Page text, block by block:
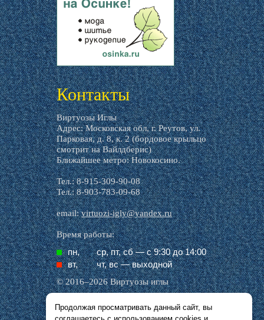
livemaster.ru
Контакты
Виртуозы Иглы
Адрес: Московская обл, г. Реутов, ул.
Парковая, д. 8, к. 2 (бордовое крыльцо
смотрит на Вайлдберис)
Ближайшее метро: Новокосино.
Тел.: 8-915-309-90-08
Тел.: 8-903-783-09-68
email:virtuozi-igly@yandex.ru
Время работы:
пн,
ср, пт, cб — с 9:30 до 14:00
вт,
чт, вс — выходной
© 2016–2026 Виртуозы иглы
Все названия производителей, символика и
Продолжая просматривать данный сайт, вы